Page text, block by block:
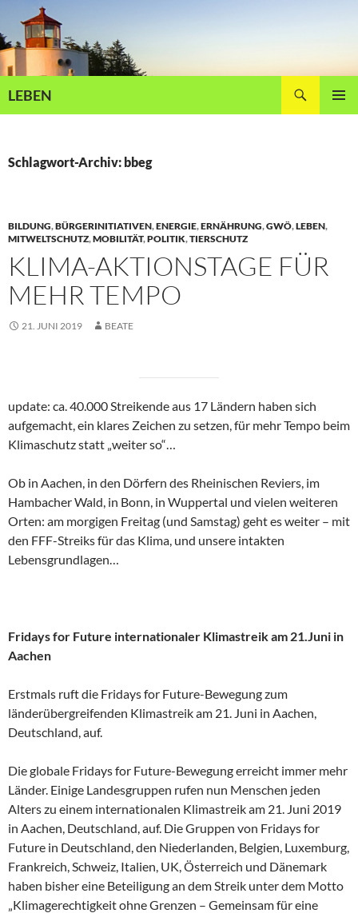
Inhalt
springen
LEBEN
Schlagwort-Archiv: bbeg
BILDUNG,BÜRGERINITIATIVEN,ENERGIE,ERNÄHRUNG,GWÖ,LEBEN,
MITWELTSCHUTZ,MOBILITÄT,POLITIK,TIERSCHUTZ
KLIMA-AKTIONSTAGE FÜR
MEHR TEMPO
21. JUNI 2019 BEATE
update: ca. 40.000 Streikende aus 17 Ländern haben sich
aufgemacht, ein klares Zeichen zu setzen, für mehr Tempo beim
Klimaschutz statt „weiter so“…
Ob in Aachen, in den Dörfern des Rheinischen Reviers, im
Hambacher Wald, in Bonn, in Wuppertal und vielen weiteren
Orten: am morgigen Freitag (und Samstag) geht es weiter – mit
den FFF-Streiks für das Klima, und unsere intakten
Lebensgrundlagen…
Fridays for Future internationaler Klimastreik am 21.Juni in
Aachen
Erstmals ruft die Fridays for Future-Bewegung zum
länderübergreifenden Klimastreik am 21. Juni in Aachen,
Deutschland, auf.
Die globale Fridays for Future-Bewegung erreicht immer mehr
Länder. Einige Landesgruppen rufen nun Menschen jeden
Alters zu einem internationalen Klimastreik am 21. Juni 2019
in Aachen, Deutschland, auf. Die Gruppen von Fridays for
Future in Deutschland, den Niederlanden, Belgien, Luxemburg,
Frankreich, Schweiz, Italien, UK, Österreich und Dänemark
haben bisher eine Beteiligung an dem Streik unter dem Motto
„Klimagerechtigkeit ohne Grenzen – Gemeinsam für eine